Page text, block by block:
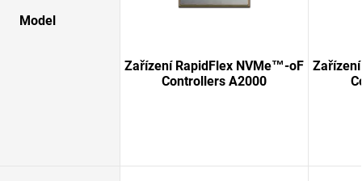
Model
Zařízení RapidFlex NVMe™-oF
Controllers A2000